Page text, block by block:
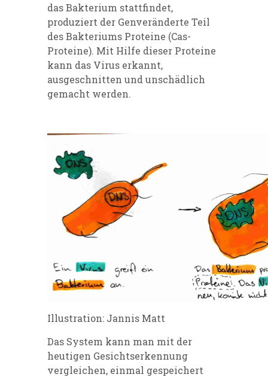
das Bakterium stattfindet,
produziert der Genveränderte Teil
des Bakteriums Proteine (Cas-
Proteine). Mit Hilfe dieser Proteine
kann das Virus erkannt,
ausgeschnitten und unschädlich
gemacht werden.
Illustration: Jannis Matt
Das System kann man mit der
heutigen Gesichtserkennung
vergleichen, einmal gespeichert